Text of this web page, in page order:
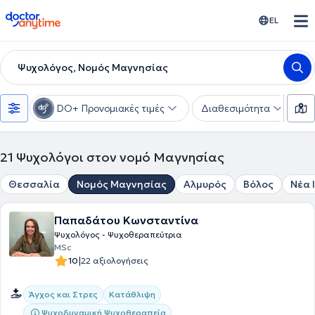
doctoranytime EL
Ψυχολόγος, Νομός Μαγνησίας
DO+ Προνομιακές τιμές Διαθεσιμότητα
21 Ψυχολόγοι στον νομό Μαγνησίας
Θεσσαλία Νομός Μαγνησίας Αλμυρός Βόλος Νέα
Παπαδάτου Κωνσταντίνα
Ψυχολόγος - Ψυχοθεραπεύτρια
MSc
10|22 αξιολογήσεις
Άγχος και Στρες
Κατάθλιψη
Ψυχοδυναμική Ψυχοθεραπεία